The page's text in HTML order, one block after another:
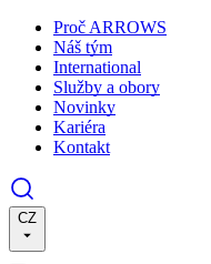
Proč ARROWS
Náš tým
International
Služby a obory
Novinky
Kariéra
Kontakt
CZ